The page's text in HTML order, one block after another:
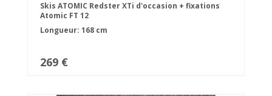
Skis ATOMIC Redster XTi d'occasion + fixations
Atomic FT 12
Longueur: 168 cm
269 €